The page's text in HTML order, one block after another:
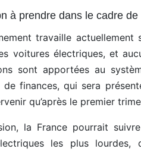
à prendre dans le cadre
travaille
voitures électriques, et
sont apportées au
finances, qui sera
qu’après le premier
la France pourrait
les plus lourdes,